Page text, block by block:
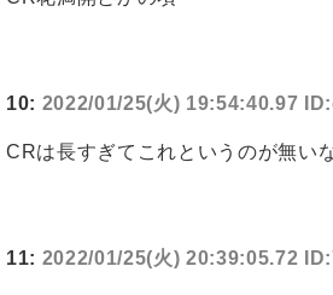
10: 2022/01/25(火) 19:54:40.97
CRは長すぎてこれというのが無い
11: 2022/01/25(火) 20:39:05.72